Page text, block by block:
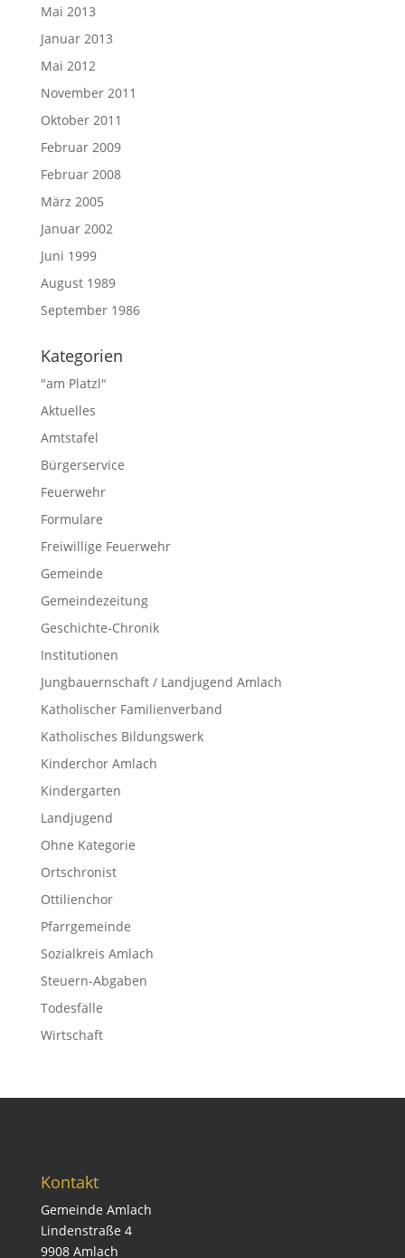
Mai 2013
Januar 2013
Mai 2012
November 2011
Oktober 2011
Februar 2009
Februar 2008
März 2005
Januar 2002
Juni 1999
August 1989
September 1986
Kategorien
"am Platzl"
Aktuelles
Amtstafel
Bürgerservice
Feuerwehr
Formulare
Freiwillige Feuerwehr
Gemeinde
Gemeindezeitung
Geschichte-Chronik
Institutionen
Jungbauernschaft / Landjugend Amlach
Katholischer Familienverband
Katholisches Bildungswerk
Kinderchor Amlach
Kindergarten
Landjugend
Ohne Kategorie
Ortschronist
Ottilienchor
Pfarrgemeinde
Sozialkreis Amlach
Steuern-Abgaben
Todesfälle
Wirtschaft
Kontakt
Gemeinde Amlach
Lindenstraße 4
9908 Amlach